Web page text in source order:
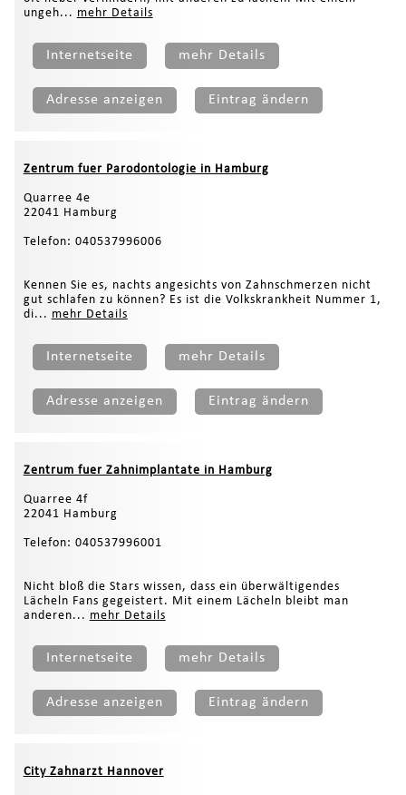
ungeh... mehr Details
Internetseite mehr Details
Adresse anzeigen Eintrag ändern
Zentrum fuer Parodontologie in Hamburg
Quarree 4e
22041 Hamburg
Telefon: 040537996006
Kennen Sie es, nachts angesichts von Zahnschmerzen nicht
gut schlafen zu können? Es ist die Volkskrankheit Nummer 1,
di... mehr Details
Internetseite mehr Details
Adresse anzeigen Eintrag ändern
Zentrum fuer Zahnimplantate in Hamburg
Quarree 4f
22041 Hamburg
Telefon: 040537996001
Nicht bloß die Stars wissen, dass ein überwältigendes
Lächeln Fans gegeistert. Mit einem Lächeln bleibt man
anderen... mehr Details
Internetseite mehr Details
Adresse anzeigen Eintrag ändern
City Zahnarzt Hannover